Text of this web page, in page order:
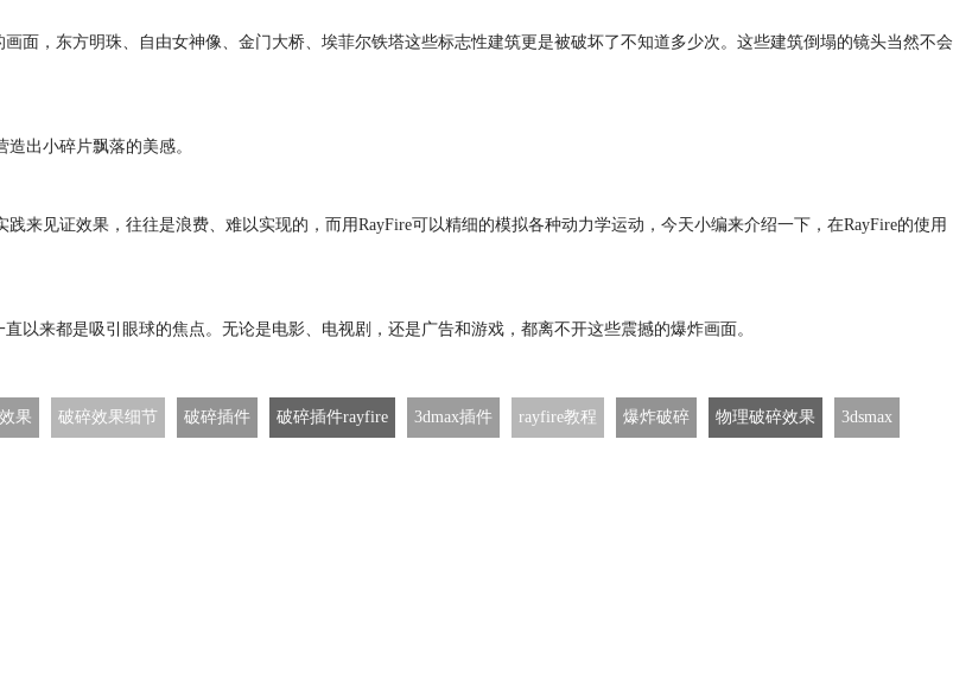
面，东方明珠、自由女神像、金门大桥、埃菲尔铁塔这些标志性建筑更是被破坏了不知道多少次。这些建筑倒塌的镜头当然不会
出小碎片飘落的美感。
来见证效果，往往是浪费、难以实现的，而用RayFire可以精细的模拟各种动力学运动，今天小编来介绍一下，在RayFire的使用
来都是吸引眼球的焦点。无论是电影、电视剧，还是广告和游戏，都离不开这些震撼的爆炸画面。
果 破碎效果细节 破碎插件 破碎插件rayfire 3dmax插件 rayfire教程 爆炸破碎 物理破碎效果 3dsmax